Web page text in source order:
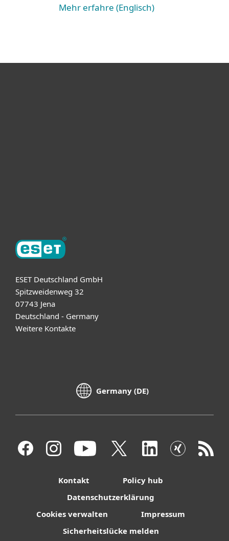
Mehr erfahre (Englisch)
ESET Deutschland GmbH
Spitzweidenweg 32
07743 Jena
Deutschland - Germany
Weitere Kontakte
Germany (DE)
Kontakt
Policy hub
Datenschutzerklärung
Cookies verwalten
Impressum
Sicherheitslücke melden